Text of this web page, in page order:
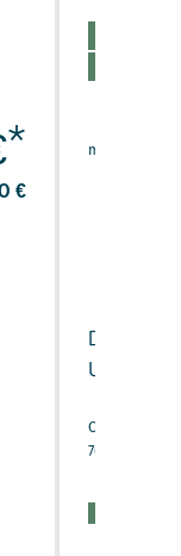
*
€
monatlich ab
Upload: 5
Ohne
7690 optional